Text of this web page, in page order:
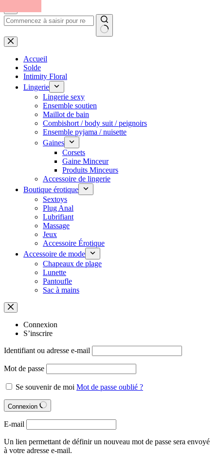
au
contenu
Aucun
résultat
Accueil
Solde
Intimity Floral
Lingerie
Lingerie sexy
Ensemble soutien
Maillot de bain
Combishort / body suit / peignoirs
Ensemble pyjama / nuisette
Gaines
Corsets
Gaine Minceur
Produits Minceurs
Accessoire de lingerie
Boutique érotique
Sextoys
Plug Anal
Lubrifiant
Massage
Jeux
Accessoire Érotique
Accessoire de mode
Chapeaux de plage
Lunette
Pantoufle
Sac à mains
Connexion
S’inscrire
Identifiant ou adresse e-mail
Mot de passe
Se souvenir de moi Mot de passe oublié ?
Connexion
E-mail
Un lien permettant de définir un nouveau mot de passe sera envoyé
à votre adresse e-mail.